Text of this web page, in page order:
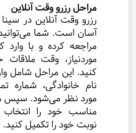
مراحل رزرو وقت آنلاین
رزرو وقت آنلاین در
آسان است. شما
مراجعه کرده و با وارد
موردنیاز، وقت ملاقات
کنید. این مراحل شامل
نام خانوادگی، شماره
مورد نظر می‌شود. سپس
مناسب خود را انتخاب
نوبت خود را تکمیل کنید.